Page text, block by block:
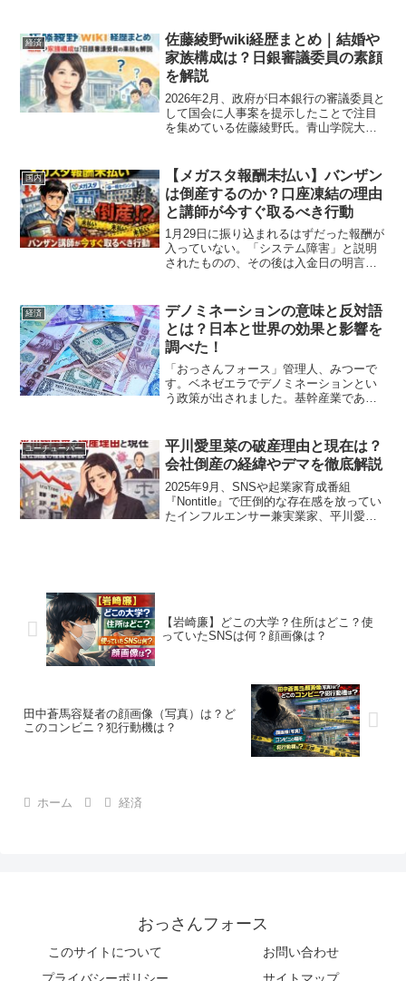
索が急増しています。本記事では、すで
に公表されている事実と公表さ...
経済
佐藤綾野wiki経歴まとめ｜結婚や
家族構成は？日銀審議委員の素顔
を解説
2026年2月、政府が日本銀行の審議委員と
して国会に人事案を提示したことで注目
を集めている佐藤綾野氏。青山学院大学
「佐藤綾野 結婚」「佐藤綾野 家族」とい
ったキ...
国内
【メガスタ報酬未払い】バンザン
は倒産するのか？口座凍結の理由
と講師が今すぐ取るべき行動
1月29日に振り込まれるはずだった報酬が
入っていない。「システム障害」と説明
されたものの、その後は入金日の明言な
受験直前期という最も忙しい時期に、報
酬未払い。生活に直結...
経済
デノミネーションの意味と反対語
とは？日本と世界の効果と影響を
調べた！
「おっさんフォース」管理人、みつーで
す。ベネゼエラでデノミネーションとい
う政策が出されました。基幹産業である
が、そもそも『デノミネーション』って
なに？って感じですよね。...
ユーチューバー
平川愛里菜の破産理由と現在は？
会社倒産の経緯やデマを徹底解説
2025年9月、SNSや起業家育成番組
『Nontitle』で圧倒的な存在感を放ってい
たインフルエンサー兼実業家、平川愛里
【岩崎廉】どこの大学？住所はどこ？使
っていたSNSは何？顔画像は？
田中蒼馬容疑者の顔画像（写真）は？ど
このコンビニ？犯行動機は？
ホーム 経済
おっさんフォース
このサイトについて
お問い合わせ
プライバシーポリシー
サイトマップ